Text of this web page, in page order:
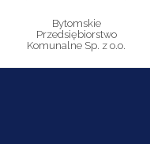
Bytomskie
Przedsiębiorstwo
Komunalne Sp. z o.o.